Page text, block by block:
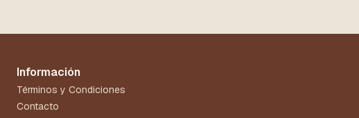
Información
Términos y Condiciones
Contacto